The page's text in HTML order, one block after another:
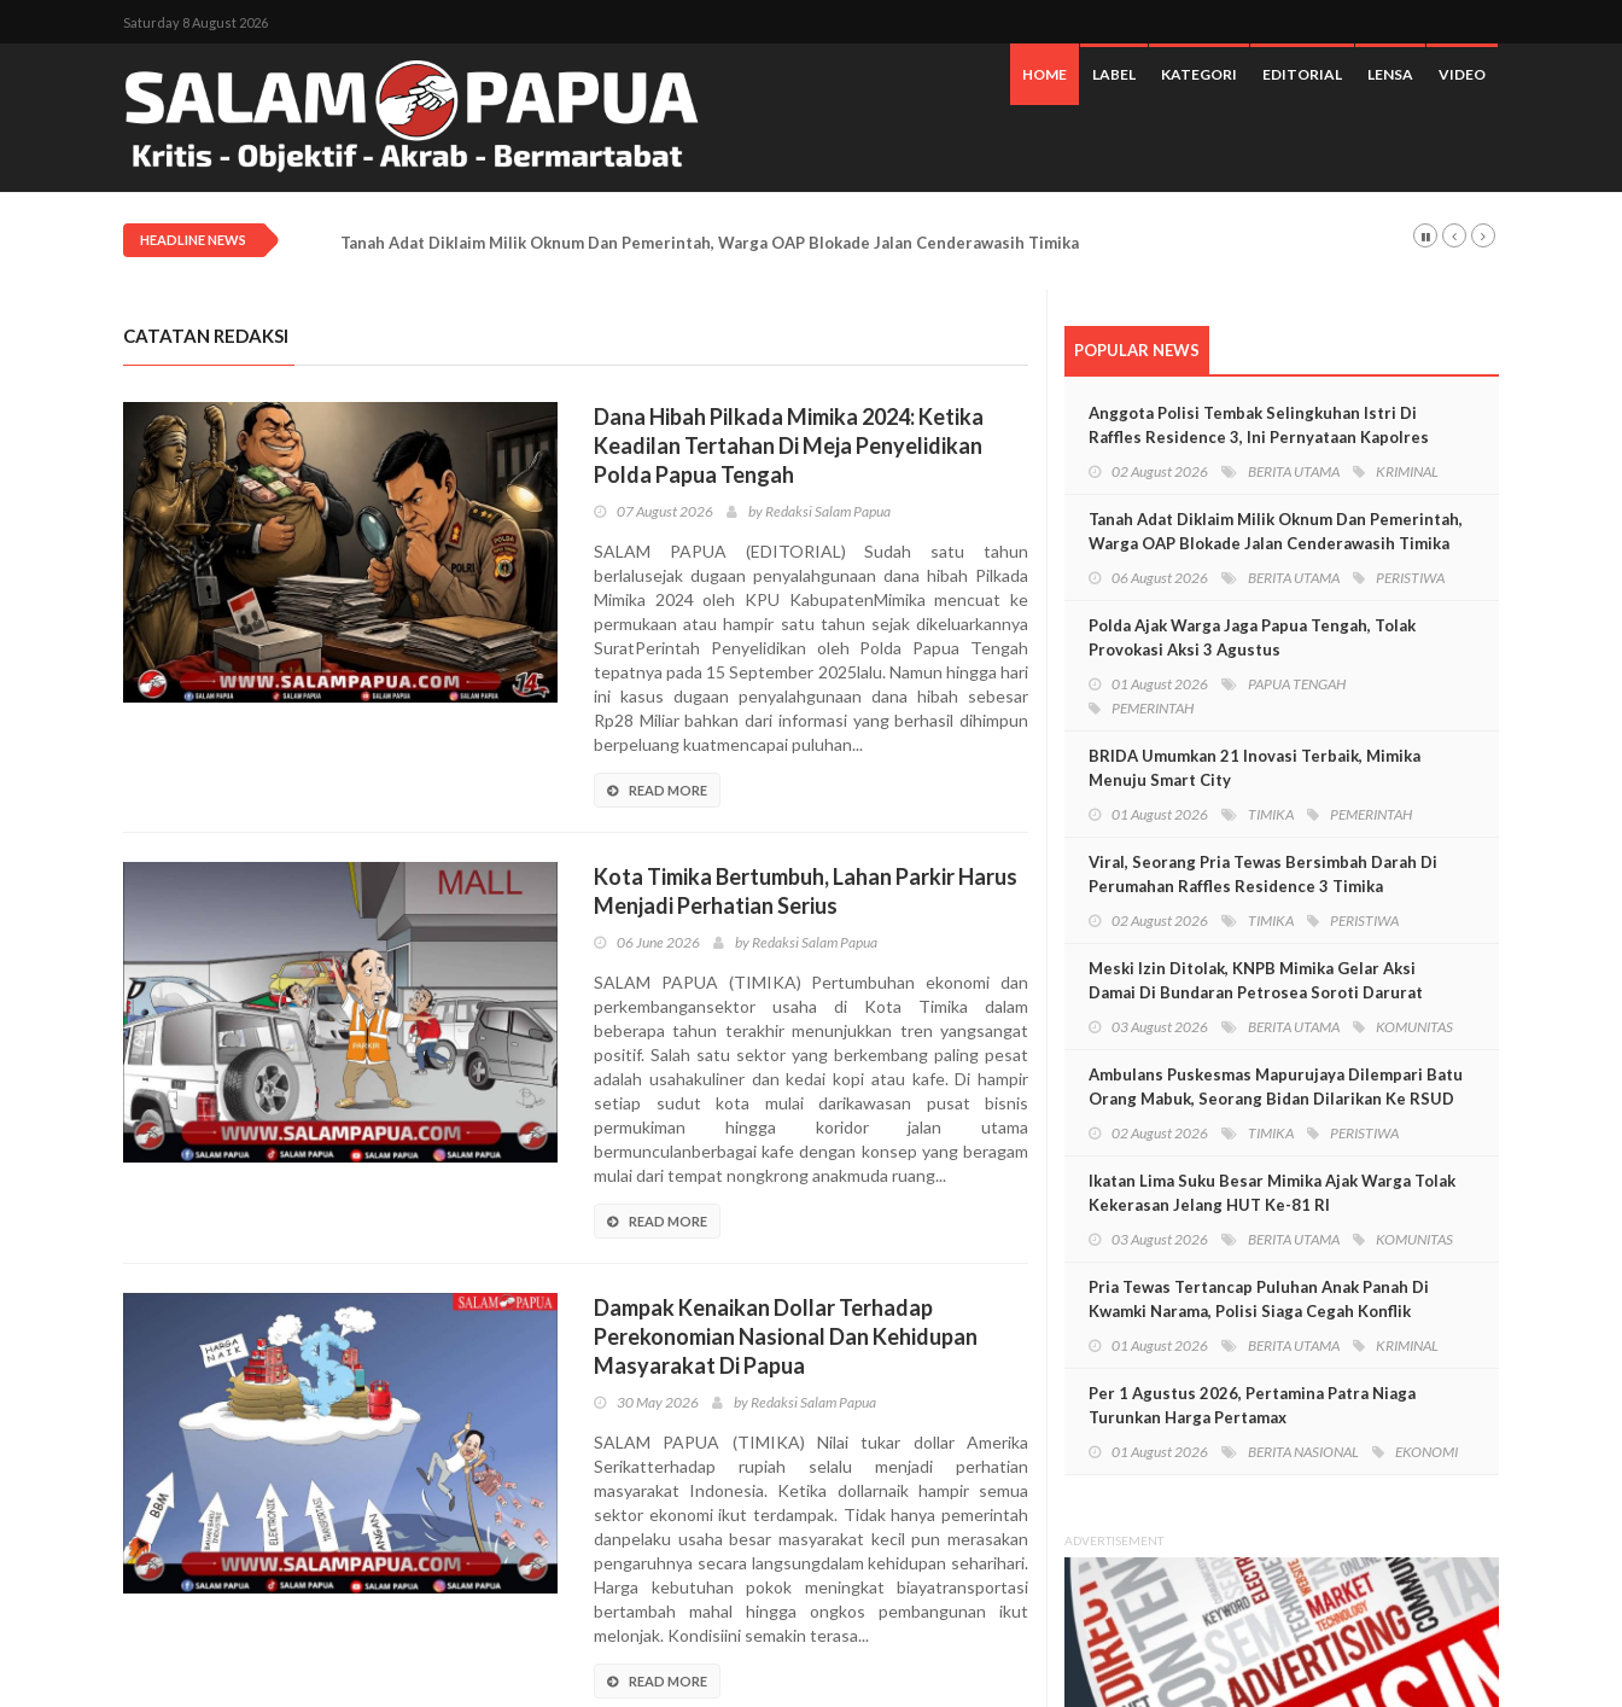
Saturday 8 August 2026
HOME LABEL KATEGORI EDITORIAL LENSA VIDEO
HEADLINE NEWS Tanah Adat Diklaim Milik Oknum Dan Pemerintah, Warga OAP Blokade Jalan Cenderawasih Timika
CATATAN REDAKSI
Dana Hibah Pilkada Mimika 2024: Ketika
Keadilan Tertahan Di Meja Penyelidikan
Polda Papua Tengah
07 August 2026 by Redaksi Salam Papua
SALAM PAPUA (EDITORIAL) Sudah satu tahun
berlalusejak dugaan penyalahgunaan dana hibah Pilkada
Mimika 2024 oleh KPU KabupatenMimika mencuat ke
permukaan atau hampir satu tahun sejak dikeluarkannya
SuratPerintah Penyelidikan oleh Polda Papua Tengah
tepatnya pada 15 September 2025lalu. Namun hingga hari
ini kasus dugaan penyalahgunaan dana hibah sebesar
Rp28 Miliar bahkan dari informasi yang berhasil dihimpun
berpeluang kuatmencapai puluhan...
READ MORE
Kota Timika Bertumbuh, Lahan Parkir Harus
Menjadi Perhatian Serius
06 June 2026 by Redaksi Salam Papua
SALAM PAPUA (TIMIKA) Pertumbuhan ekonomi dan
perkembangansektor usaha di Kota Timika dalam
beberapa tahun terakhir menunjukkan tren yangsangat
positif. Salah satu sektor yang berkembang paling pesat
adalah usahakuliner dan kedai kopi atau kafe. Di hampir
setiap sudut kota mulai darikawasan pusat bisnis
permukiman hingga koridor jalan utama
bermunculanberbagai kafe dengan konsep yang beragam
mulai dari tempat nongkrong anakmuda ruang...
READ MORE
Dampak Kenaikan Dollar Terhadap
Perekonomian Nasional Dan Kehidupan
Masyarakat Di Papua
30 May 2026 by Redaksi Salam Papua
SALAM PAPUA (TIMIKA) Nilai tukar dollar Amerika
Serikatterhadap rupiah selalu menjadi perhatian
masyarakat Indonesia. Ketika dollarnaik hampir semua
sektor ekonomi ikut terdampak. Tidak hanya pemerintah
danpelaku usaha besar masyarakat kecil pun merasakan
pengaruhnya secara langsungdalam kehidupan seharihari.
Harga kebutuhan pokok meningkat biayatransportasi
bertambah mahal hingga ongkos pembangunan ikut
melonjak. Kondisiini semakin terasa...
READ MORE
POPULAR NEWS
Anggota Polisi Tembak Selingkuhan Istri Di
Raffles Residence 3, Ini Pernyataan Kapolres
02 August 2026 BERITA UTAMA KRIMINAL
Tanah Adat Diklaim Milik Oknum Dan Pemerintah,
Warga OAP Blokade Jalan Cenderawasih Timika
06 August 2026 BERITA UTAMA PERISTIWA
Polda Ajak Warga Jaga Papua Tengah, Tolak
Provokasi Aksi 3 Agustus
01 August 2026
PAPUA TENGAH
PEMERINTAH
BRIDA Umumkan 21 Inovasi Terbaik, Mimika
Menuju Smart City
01 August 2026 TIMIKA PEMERINTAH
Viral, Seorang Pria Tewas Bersimbah Darah Di
Perumahan Raffles Residence 3 Timika
02 August 2026 TIMIKA PERISTIWA
Meski Izin Ditolak, KNPB Mimika Gelar Aksi
Damai Di Bundaran Petrosea Soroti Darurat
03 August 2026 BERITA UTAMA KOMUNITAS
Ambulans Puskesmas Mapurujaya Dilempari Batu
Orang Mabuk, Seorang Bidan Dilarikan Ke RSUD
02 August 2026 TIMIKA PERISTIWA
Ikatan Lima Suku Besar Mimika Ajak Warga Tolak
Kekerasan Jelang HUT Ke-81 RI
03 August 2026 BERITA UTAMA KOMUNITAS
Pria Tewas Tertancap Puluhan Anak Panah Di
Kwamki Narama, Polisi Siaga Cegah Konflik
01 August 2026 BERITA UTAMA KRIMINAL
Per 1 Agustus 2026, Pertamina Patra Niaga
Turunkan Harga Pertamax
01 August 2026 BERITA NASIONAL EKONOMI
ADVERTISEMENT